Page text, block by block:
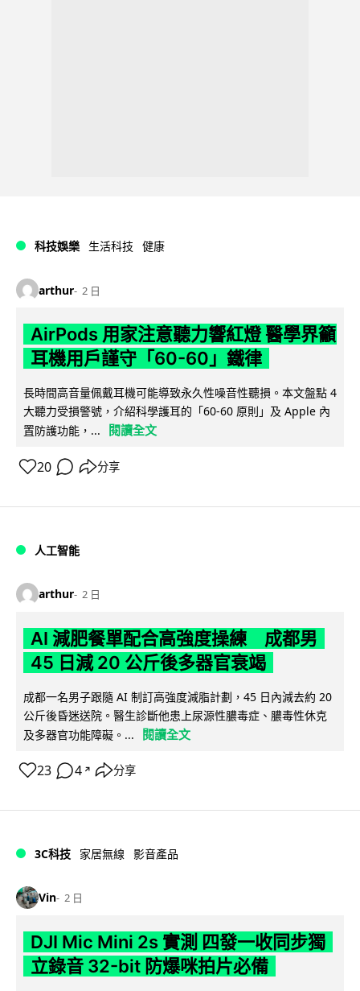
科技娛樂 生活科技 健康
arthur 2 日
AirPods 用家注意聽力響紅燈 醫學界籲
耳機用戶謹守「60-60」鐵律
長時間高音量佩戴耳機可能導致永久性噪音性聽損。本文盤點 4
大聽力受損警號，介紹科學護耳的「60-60 原則」及 Apple 內
置防護功能，...
閱讀全文
20 分享
人工智能
arthur 2 日
AI 減肥餐單配合高強度操練 成都男
45 日減 20 公斤後多器官衰竭
成都一名男子跟隨 AI 制訂高強度減脂計劃，45 日內減去約 20
公斤後昏迷送院。醫生診斷他患上尿源性膿毒症、膿毒性休克
及多器官功能障礙。...
閱讀全文
23 4 ↗ 分享
3C科技 家居無線 影音產品
Vin 2 日
DJI Mic Mini 2s 實測 四發一收同步獨
立錄音 32-bit 防爆咪拍片必備